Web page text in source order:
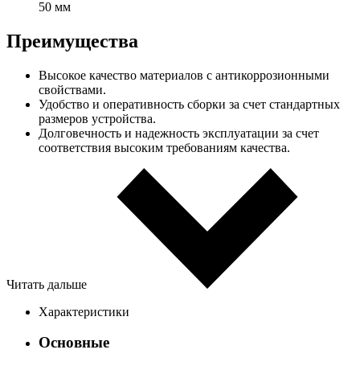
50 мм
Преимущества
Высокое качество материалов с антикоррозионными
свойствами.
Удобство и оперативность сборки за счет стандартных
размеров устройства.
Долговечность и надежность эксплуатации за счет
соответствия высоким требованиям качества.
Читать дальше
Характеристики
Основные